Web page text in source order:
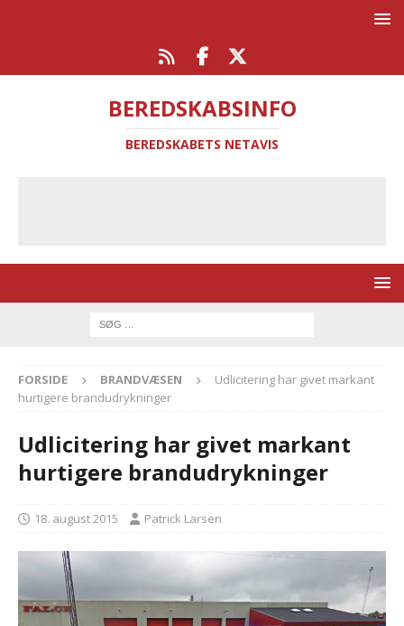
BEREDSKABSINFO
BEREDSKABETS NETAVIS
FORSIDE BRANDVÆSEN
Udlicitering har givet markant
hurtigere brandudrykninger
Udlicitering har givet markant
hurtigere brandudrykninger
18. august 2015 Patrick Larsen